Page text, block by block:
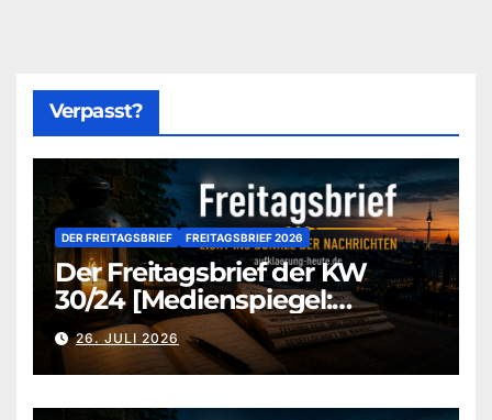
Verpasst?
DER FREITAGSBRIEF FREITAGSBRIEF 2026
Der Freitagsbrief der KW
30/24 [Medienspiegel:
aufklaerung-heute-de]
26. JULI 2026